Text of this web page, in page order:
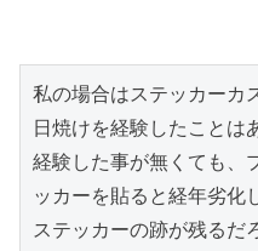
私の場合はステッカーカ
日焼けを経験したことは
経験した事が無くても、
ッカーを貼ると経年劣化
ステッカーの跡が残るだ